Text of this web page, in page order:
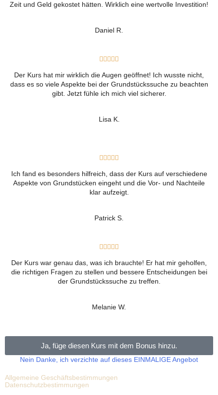
Zeit und Geld gekostet hätten. Wirklich eine wertvolle Investition!
Daniel R.
    
Der Kurs hat mir wirklich die Augen geöffnet! Ich wusste nicht,
dass es so viele Aspekte bei der Grundstückssuche zu beachten
gibt. Jetzt fühle ich mich viel sicherer.
Lisa K.
    
Ich fand es besonders hilfreich, dass der Kurs auf verschiedene
Aspekte von Grundstücken eingeht und die Vor- und Nachteile
klar aufzeigt.
Patrick S.
    
Der Kurs war genau das, was ich brauchte! Er hat mir geholfen,
die richtigen Fragen zu stellen und bessere Entscheidungen bei
der Grundstückssuche zu treffen.
Melanie W.
Ja, füge diesen Kurs mit dem Bonus hinzu.
Nein Danke, ich verzichte auf dieses EINMALIGE Angebot
Allgemeine Geschäftsbestimmungen
Datenschutzbestimmungen